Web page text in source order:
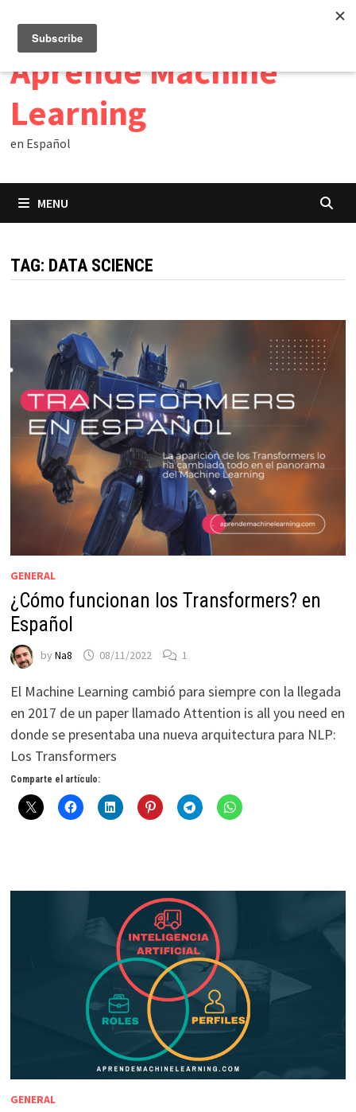
content
Aprende Machine
Learning
en Español
MENU
TAG: DATA SCIENCE
GENERAL
¿Cómo funcionan los Transformers? en
Español
by Na8 08/11/2022 1
El Machine Learning cambió para siempre con la llegada
en 2017 de un paper llamado Attention is all you need en
donde se presentaba una nueva arquitectura para NLP:
Los Transformers
Comparte el artículo:
GENERAL